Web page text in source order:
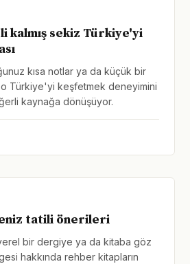
kalmış sekiz Türkiye'yi
kısa notlar ya da küçük bir
o Türkiye'yi keşfetmek deneyimini
kaynağa dönüşüyor.
tatili önerileri
bir dergiye ya da kitaba göz
hakkında rehber kitapların